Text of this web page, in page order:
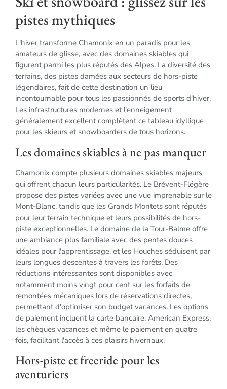
pistes mythiques
L'hiver transforme Chamonix en un paradis pour les
amateurs de glisse, avec des domaines skiables qui
figurent parmi les plus réputés des Alpes. La diversité des
terrains, des pistes damées aux secteurs de hors-piste
légendaires, fait de cette destination un lieu
incontournable pour tous les passionnés de sports d'hiver.
Les infrastructures modernes et l'enneigement
généralement excellent complètent ce tableau idyllique
pour les skieurs et snowboarders de tous horizons.
Les domaines skiables à ne pas manquer
Chamonix compte plusieurs domaines skiables majeurs
qui offrent chacun leurs particularités. Le Brévent-Flégère
propose des pistes variées avec une vue imprenable sur le
Mont-Blanc, tandis que les Grands Montets sont réputés
pour leur terrain technique et leurs possibilités de hors-
piste exceptionnelles. Le domaine de la Tour-Balme offre
une ambiance plus familiale avec des pentes douces
idéales pour l'apprentissage, et les Houches séduisent par
leurs longues descentes à travers les forêts. Des
réductions intéressantes sont disponibles avec
notamment moins vingt pour cent sur les forfaits de
remontées mécaniques lors de réservations directes,
permettant d'optimiser son budget vacances. Les options
de paiement incluent la carte bancaire, American Express,
les chèques vacances et même le paiement en quatre
fois, facilitant l'accès à ces plaisirs hivernaux.
Hors-piste et freeride pour les
aventuriers